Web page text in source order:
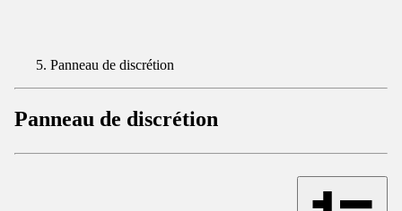
Panneau de discrétion
Panneau de discrétion